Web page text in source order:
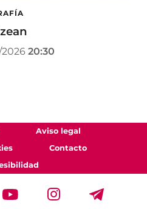
2026 20:30
Aviso legal
Contacto